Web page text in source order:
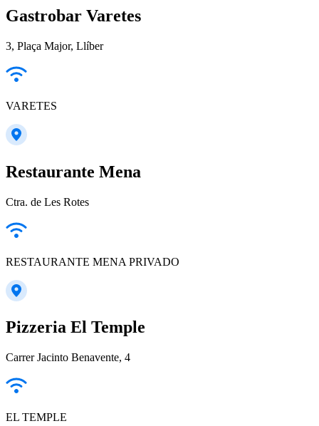
Gastrobar Varetes
3, Plaça Major, Llíber
VARETES
Restaurante Mena
Ctra. de Les Rotes
RESTAURANTE MENA PRIVADO
Pizzeria El Temple
Carrer Jacinto Benavente, 4
EL TEMPLE